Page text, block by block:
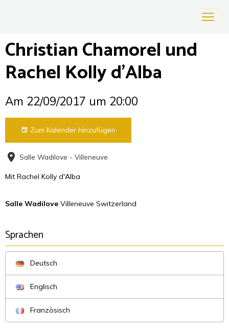
Christian Chamorel und
Rachel Kolly d'Alba
Am 22/09/2017 um 20:00
Zum Kalender hinzufügen
Salle Wadilove - Villeneuve
Mit Rachel Kolly d'Alba
Salle Wadilove Villeneuve Switzerland
Sprachen
Deutsch
Englisch
Französisch